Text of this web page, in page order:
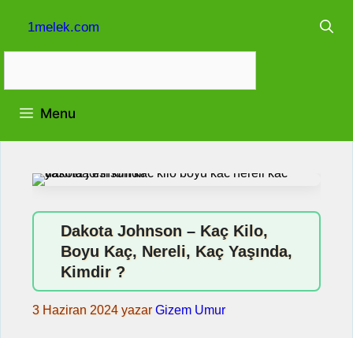
1melek.com
Menu
Dakota Johnson – Kaç Kilo,
Boyu Kaç, Nereli, Kaç Yaşında,
Kimdir ?
3 Haziran 2024 yazarGizem Umur